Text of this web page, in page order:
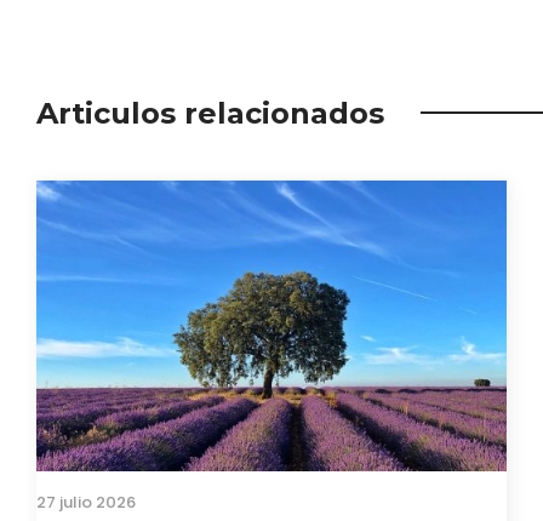
Articulos relacionados
27 julio 2026